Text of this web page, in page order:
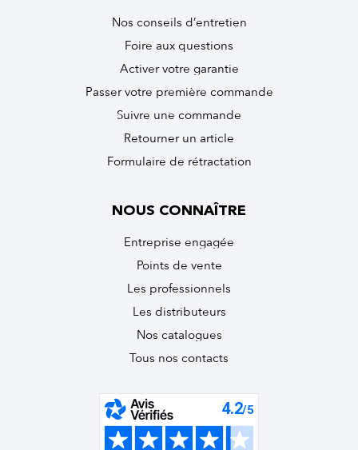
Nos conseils d’entretien
Foire aux questions
Activer votre garantie
Passer votre première commande
Suivre une commande
Retourner un article
Formulaire de rétractation
NOUS CONNAÎTRE
Entreprise engagée
Points de vente
Les professionnels
Les distributeurs
Nos catalogues
Tous nos contacts